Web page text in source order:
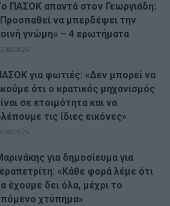
ΠΑΣΟΚ απαντά στον Γεωργιάδη:
να μπερδέψει την
γνώμη» – 4 ερωτήματα
08/2026
για φωτιές: «Δεν μπορεί να
ότι ο κρατικός μηχανισμός
σε ετοιμότητα και να
τις ίδιες εικόνες»
08/2026
για δημοσίευμα για
«Κάθε φορά λέμε ότι
έχουμε δει όλα, μέχρι το
χτύπημα»